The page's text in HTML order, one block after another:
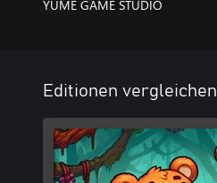
YUME GAME STUDIO
Editionen vergleichen